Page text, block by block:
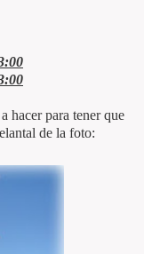
hacer para tener que
de la foto: